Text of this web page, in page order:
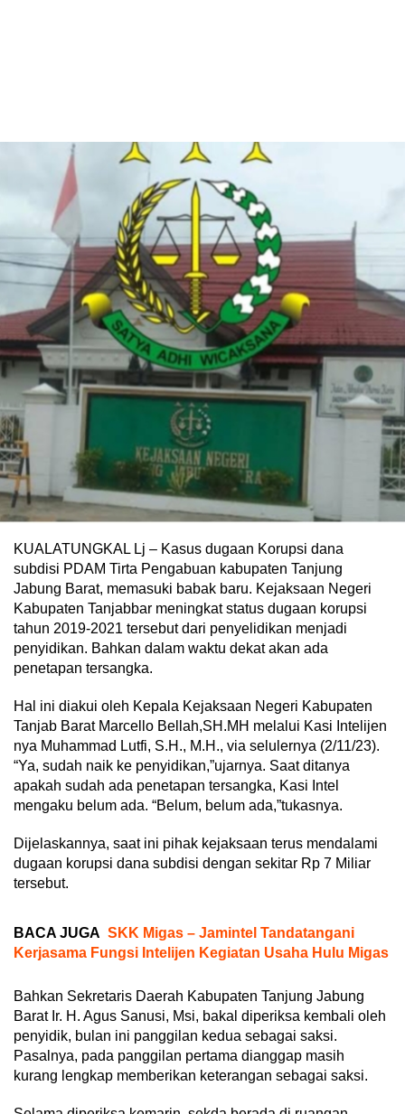
KUALATUNGKAL Lj – Kasus dugaan Korupsi dana
subdisi PDAM Tirta Pengabuan kabupaten Tanjung
Jabung Barat, memasuki babak baru. Kejaksaan Negeri
Kabupaten Tanjabbar meningkat status dugaan korupsi
tahun 2019-2021 tersebut dari penyelidikan menjadi
penyidikan. Bahkan dalam waktu dekat akan ada
penetapan tersangka.
Hal ini diakui oleh Kepala Kejaksaan Negeri Kabupaten
Tanjab Barat Marcello Bellah,SH.MH melalui Kasi Intelijen
nya Muhammad Lutfi, S.H., M.H., via selulernya (2/11/23).
“Ya, sudah naik ke penyidikan,”ujarnya. Saat ditanya
apakah sudah ada penetapan tersangka, Kasi Intel
mengaku belum ada. “Belum, belum ada,”tukasnya.
Dijelaskannya, saat ini pihak kejaksaan terus mendalami
dugaan korupsi dana subdisi dengan sekitar Rp 7 Miliar
tersebut.
BACA JUGA SKK Migas – Jamintel Tandatangani
Kerjasama Fungsi Intelijen Kegiatan Usaha Hulu Migas
Bahkan Sekretaris Daerah Kabupaten Tanjung Jabung
Barat Ir. H. Agus Sanusi, Msi, bakal diperiksa kembali oleh
penyidik, bulan ini panggilan kedua sebagai saksi.
Pasalnya, pada panggilan pertama dianggap masih
kurang lengkap memberikan keterangan sebagai saksi.